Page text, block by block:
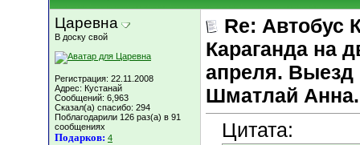
Царевна
В доску свой
Регистрация: 22.11.2008
Адрес: Кустанай
Сообщений: 6,963
Сказал(а) спасибо: 294
Поблагодарили 126 раз(а) в 91
сообщениях
Подарков: 4
Re: Автобус
Караганда на
апреля. Выезд
Шматлай Анна.
Цитата: